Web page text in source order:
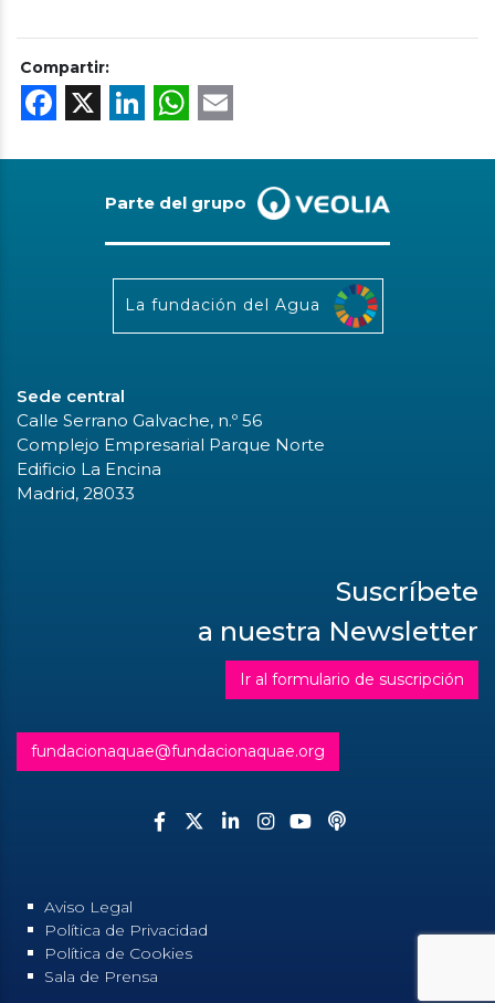
Compartir:
Facebook
X LinkedIn
WhatsApp
Parte del grupo
La fundación del Agua
Sede central
Calle Serrano Galvache, n.º 56
Complejo Empresarial Parque Norte
Edificio La Encina
Madrid, 28033
Suscríbete
a nuestra Newsletter
Ir al formulario de suscripción
fundacionaquae@fundacionaquae.org
Aviso Legal
Política de Privacidad
Política de Cookies
Sala de Prensa